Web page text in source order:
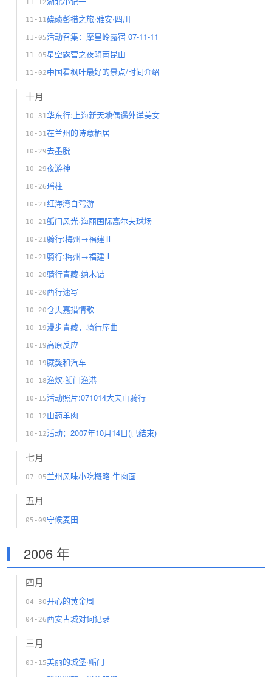
11-12
11-11 硗碛彭措之旅·雅安·四川
11-05活动召集：摩星岭露宿 07-11-11
11-05星空露营之夜骑南昆山
11-02中国看枫叶最好的景点/时间介绍
十月
10-31 华东行:上海新天地偶遇外洋美女
10-31 在兰州的诗意栖居
10-29去墨脱
10-29夜游神
10-26瑶柱
10-21 红海湾自驾游
10-21 鲘门风光·海丽国际高尔夫球场
10-21 骑行:梅州→福建Ⅱ
10-21 骑行:梅州→福建Ⅰ
10-20骑行青藏·纳木错
10-20西行速写
10-20仓央嘉措情歌
10-19漫步青藏，骑行序曲
10-19高原反应
10-19藏獒和汽车
10-18渔炊·鲘门渔港
10-15活动照片:071014大夫山骑行
10-12山药羊肉
10-12活动：2007年10月14日(已结束)
七月
07-05兰州风味小吃概略·牛肉面
五月
05-09守候麦田
2006 年
四月
04-30开心的黄金周
04-26西安古城对词记录
三月
03-15美丽的城堡·鲘门